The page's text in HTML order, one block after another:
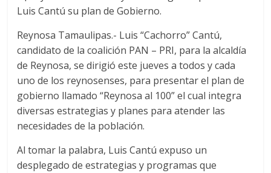
Luis Cantú su plan de Gobierno.
Reynosa Tamaulipas.- Luis “Cachorro” Cantú,
candidato de la coalición PAN – PRI, para la alcaldía
de Reynosa, se dirigió este jueves a todos y cada
uno de los reynosenses, para presentar el plan de
gobierno llamado “Reynosa al 100” el cual integra
diversas estrategias y planes para atender las
necesidades de la población.
Al tomar la palabra, Luis Cantú expuso un
desplegado de estrategias y programas que